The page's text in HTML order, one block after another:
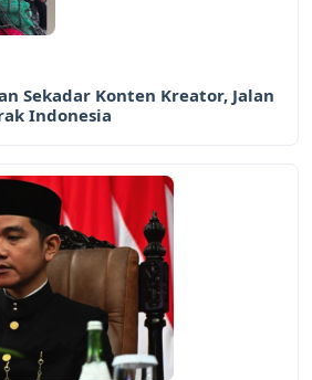
Sekadar Konten Kreator, Jalan
Indonesia